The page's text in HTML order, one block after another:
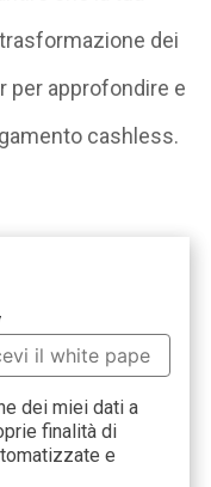
trasformazione dei
per approfondire e
cashless.
dei miei dati a
finalità di
e